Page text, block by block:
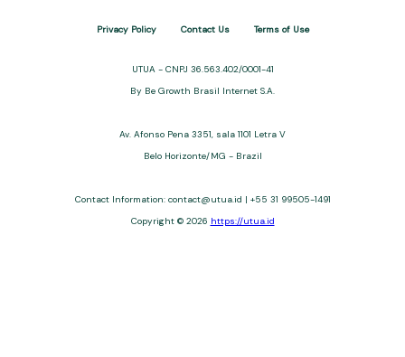
Privacy Policy Contact Us Terms of Use
UTUA - CNPJ 36.563.402/0001-41
By Be Growth Brasil Internet S.A.
Av. Afonso Pena 3351, sala 1101 Letra V
Belo Horizonte/MG - Brazil
Contact Information: contact@utua.id | +55 31 99505-1491
Copyright © 2026 https://utua.id